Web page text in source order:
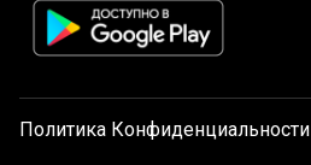
Политика Конфиденциальности